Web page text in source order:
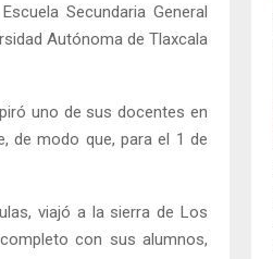
Secundaria General
Autónoma de Tlaxcala
uno de sus docentes en
de modo que, para el 1 de
viajó a la sierra de Los
con sus alumnos,